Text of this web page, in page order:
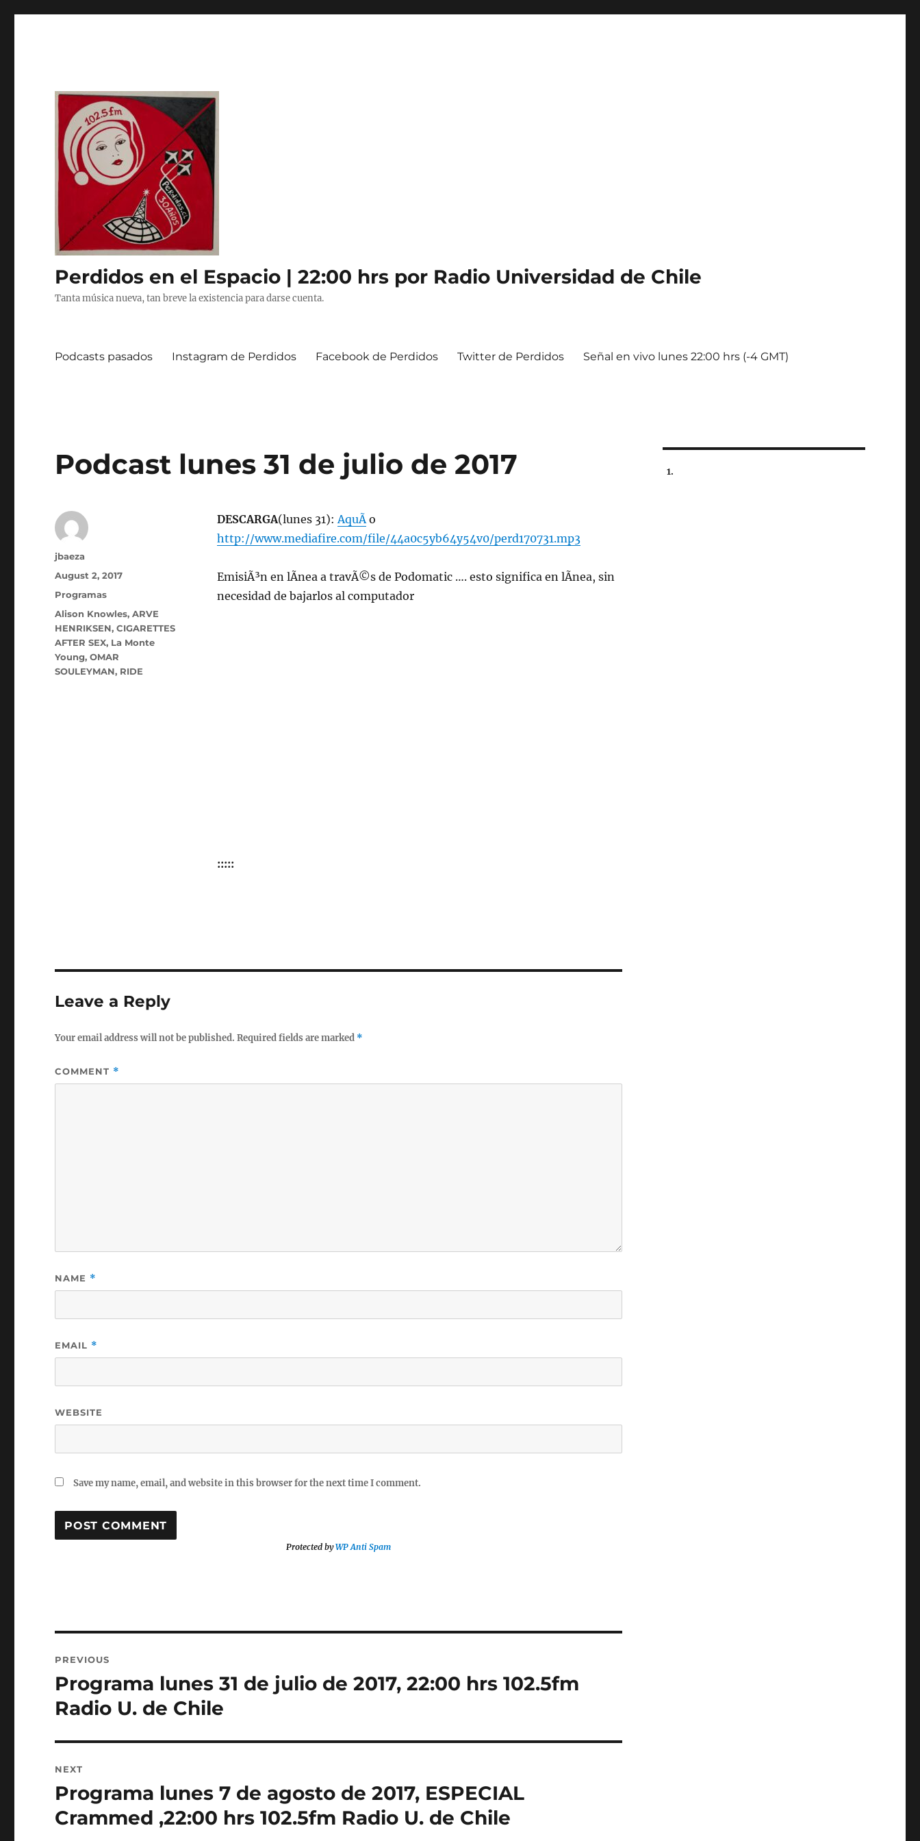
Perdidos en el Espacio | 22:00 hrs por Radio Universidad de Chile
Tanta música nueva, tan breve la existencia para darse cuenta.
Podcasts pasados Instagram de Perdidos Facebook de Perdidos Twitter de Perdidos Señal en vivo lunes 22:00 hrs (-4 GMT)
Podcast lunes 31 de julio de 2017
DESCARGA(lunes 31):AquÃ­o
http://www.mediafire.com/file/44a0c5yb64y54v0/perd170731.mp3
EmisiÃ³n en lÃ­nea a travÃ©s de Podomatic …. esto significa en lÃ­nea, sin
necesidad de bajarlos al computador
:::::
Author
jbaeza
Posted
August 2, 2017
Categories
Programas
Tags
Alison Knowles,ARVE
HENRIKSEN,CIGARETTES
AFTER SEX, La Monte
Young,OMAR
SOULEYMAN, RIDE
Leave a Reply
Your email address will not be published. Required fields are marked *
COMMENT *
NAME *
EMAIL *
WEBSITE
Save my name, email, and website in this browser for the next time I comment.
Protected byWP Anti Spam
navigation
PREVIOUS
Previous
post:
Programa lunes 31 de julio de 2017, 22:00 hrs 102.5fm
Radio U. de Chile
NEXT
Next
post:
Programa lunes 7 de agosto de 2017, ESPECIAL
Crammed ,22:00 hrs 102.5fm Radio U. de Chile